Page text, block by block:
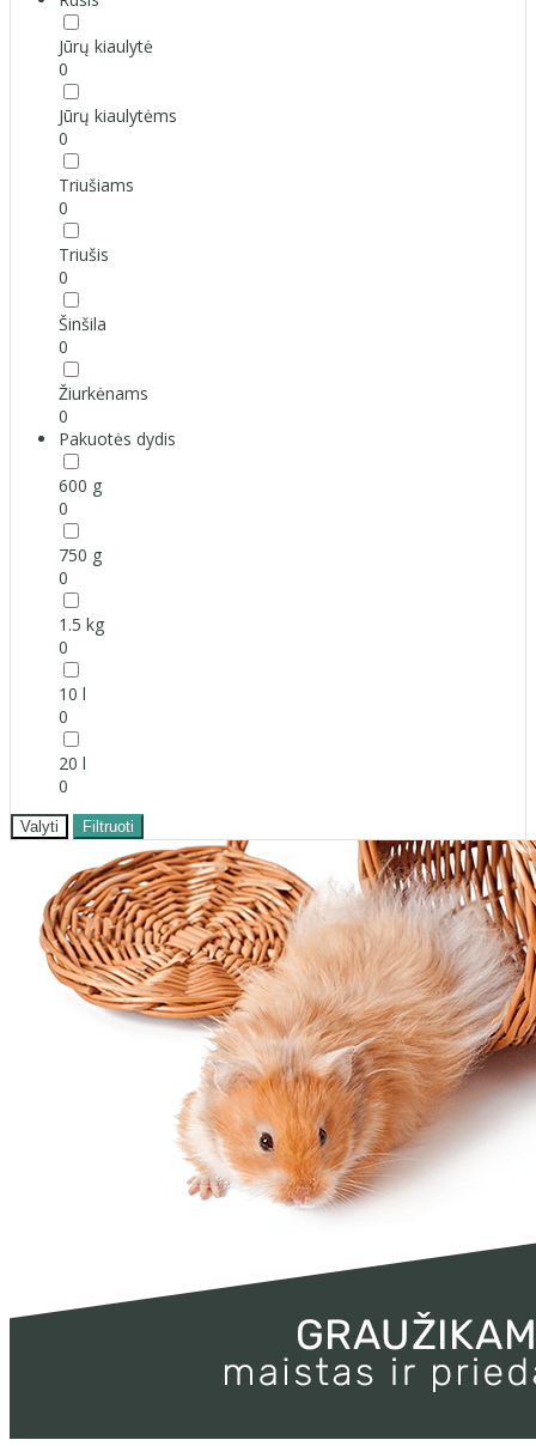
Jūrų kiaulytė
0
Jūrų kiaulytėms
0
Triušiams
0
Triušis
0
Šinšila
0
Žiurkėnams
0
Pakuotės dydis
600 g
0
750 g
0
1.5 kg
0
10 l
0
20 l
0
Valyti Filtruoti